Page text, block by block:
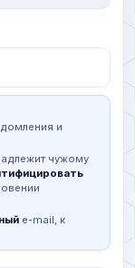
и
чужому
e-mail, к